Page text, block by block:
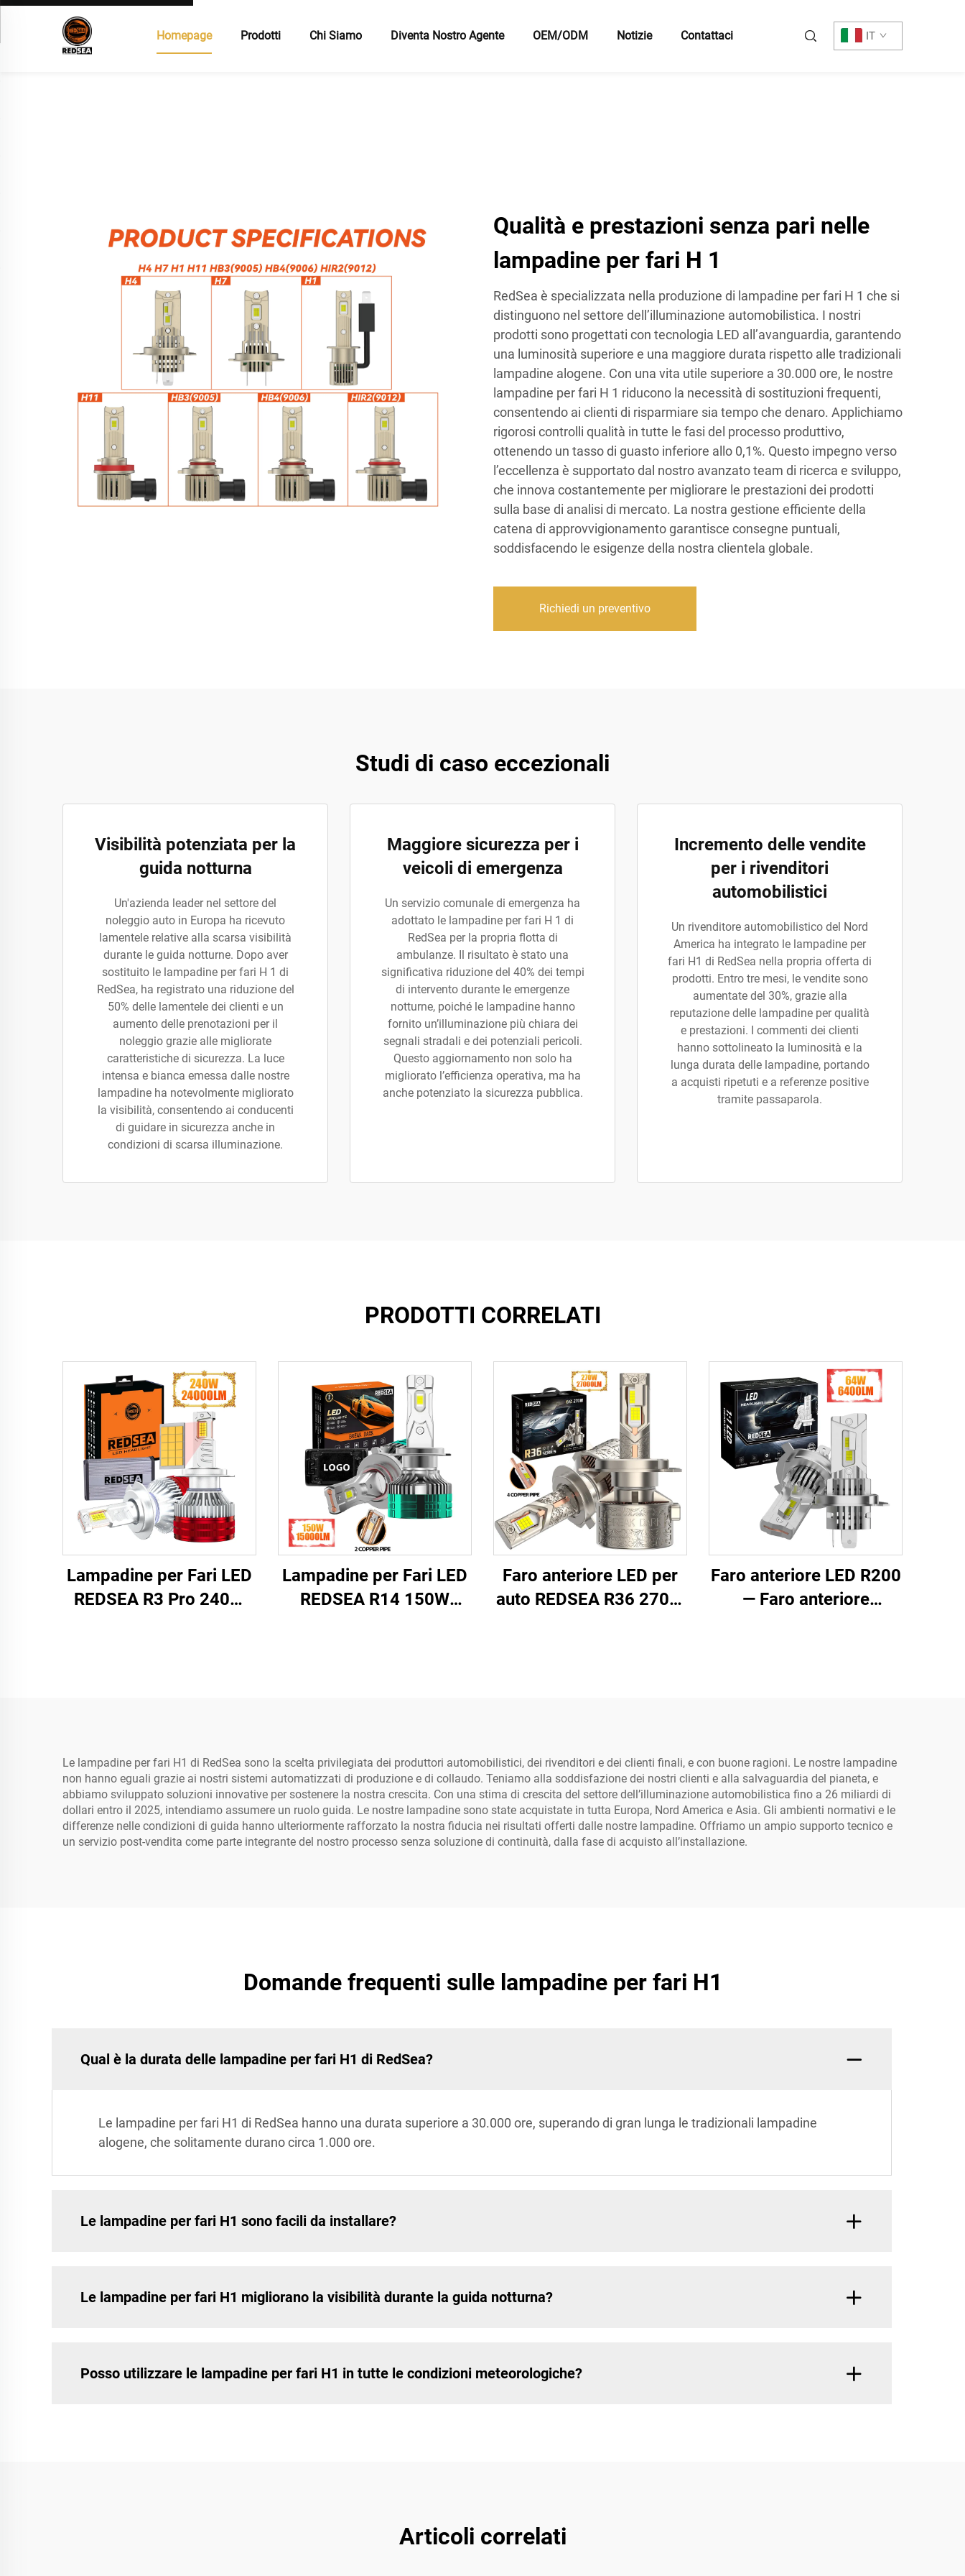
Homepage Prodotti Chi Siamo Diventa Nostro Agente OEM/ODM Notizie Contattaci IT
Qualità e prestazioni senza pari nelle
lampadine per fari H 1
RedSea è specializzata nella produzione di lampadine per fari H 1 che si
distinguono nel settore dell’illuminazione automobilistica. I nostri
prodotti sono progettati con tecnologia LED all’avanguardia, garantendo
una luminosità superiore e una maggiore durata rispetto alle tradizionali
lampadine alogene. Con una vita utile superiore a 30.000 ore, le nostre
lampadine per fari H 1 riducono la necessità di sostituzioni frequenti,
consentendo ai clienti di risparmiare sia tempo che denaro. Applichiamo
rigorosi controlli qualità in tutte le fasi del processo produttivo,
ottenendo un tasso di guasto inferiore allo 0,1%. Questo impegno verso
l’eccellenza è supportato dal nostro avanzato team di ricerca e sviluppo,
che innova costantemente per migliorare le prestazioni dei prodotti
sulla base di analisi di mercato. La nostra gestione efficiente della
catena di approvvigionamento garantisce consegne puntuali,
soddisfacendo le esigenze della nostra clientela globale.
Richiedi un preventivo
Studi di caso eccezionali
Visibilità potenziata per la
guida notturna
Un'azienda leader nel settore del
noleggio auto in Europa ha ricevuto
lamentele relative alla scarsa visibilità
durante le guida notturne. Dopo aver
sostituito le lampadine per fari H 1 di
RedSea, ha registrato una riduzione del
50% delle lamentele dei clienti e un
aumento delle prenotazioni per il
noleggio grazie alle migliorate
caratteristiche di sicurezza. La luce
intensa e bianca emessa dalle nostre
lampadine ha notevolmente migliorato
la visibilità, consentendo ai conducenti
di guidare in sicurezza anche in
condizioni di scarsa illuminazione.
Maggiore sicurezza per i
veicoli di emergenza
Un servizio comunale di emergenza ha
adottato le lampadine per fari H 1 di
RedSea per la propria flotta di
ambulanze. Il risultato è stato una
significativa riduzione del 40% dei tempi
di intervento durante le emergenze
notturne, poiché le lampadine hanno
fornito un’illuminazione più chiara dei
segnali stradali e dei potenziali pericoli.
Questo aggiornamento non solo ha
migliorato l’efficienza operativa, ma ha
anche potenziato la sicurezza pubblica.
Incremento delle vendite
per i rivenditori
automobilistici
Un rivenditore automobilistico del Nord
America ha integrato le lampadine per
fari H1 di RedSea nella propria offerta di
prodotti. Entro tre mesi, le vendite sono
aumentate del 30%, grazie alla
reputazione delle lampadine per qualità
e prestazioni. I commenti dei clienti
hanno sottolineato la luminosità e la
lunga durata delle lampadine, portando
a acquisti ripetuti e a referenze positive
tramite passaparola.
PRODOTTI CORRELATI
Lampadine per Fari LED
REDSEA R3 Pro 240W
Lampadine per Fari LED
REDSEA R14 150W
Faro anteriore LED per
auto REDSEA R36 270W
Faro anteriore LED R200
— Faro anteriore
Le lampadine per fari H1 di RedSea sono la scelta privilegiata dei produttori automobilistici, dei rivenditori e dei clienti finali, e con buone ragioni. Le nostre lampadine
non hanno eguali grazie ai nostri sistemi automatizzati di produzione e di collaudo. Teniamo alla soddisfazione dei nostri clienti e alla salvaguardia del pianeta, e
abbiamo sviluppato soluzioni innovative per sostenere la nostra crescita. Con una stima di crescita del settore dell’illuminazione automobilistica fino a 26 miliardi di
dollari entro il 2025, intendiamo assumere un ruolo guida. Le nostre lampadine sono state acquistate in tutta Europa, Nord America e Asia. Gli ambienti normativi e le
differenze nelle condizioni di guida hanno ulteriormente rafforzato la nostra fiducia nei risultati offerti dalle nostre lampadine. Offriamo un ampio supporto tecnico e
un servizio post-vendita come parte integrante del nostro processo senza soluzione di continuità, dalla fase di acquisto all’installazione.
Domande frequenti sulle lampadine per fari H1
Qual è la durata delle lampadine per fari H1 di RedSea?
Le lampadine per fari H1 di RedSea hanno una durata superiore a 30.000 ore, superando di gran lunga le tradizionali lampadine
alogene, che solitamente durano circa 1.000 ore.
Le lampadine per fari H1 sono facili da installare?
Le lampadine per fari H1 migliorano la visibilità durante la guida notturna?
Posso utilizzare le lampadine per fari H1 in tutte le condizioni meteorologiche?
Articoli correlati